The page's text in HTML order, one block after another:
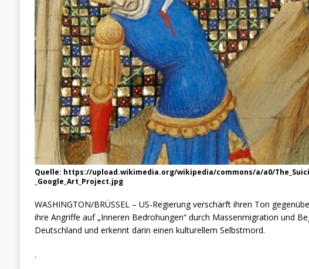
Quelle: https://upload.wikimedia.org/wikipedia/commons/a/a0/
_Google_Art_Project.jpg
WASHINGTON/BRÜSSEL – US-Regierung verschärft ihren Ton
ihre Angriffe auf „Inneren Bedrohungen“ durch Massenmigration und
Deutschland und erkennt darin einen kulturellem Selbstmord.
.